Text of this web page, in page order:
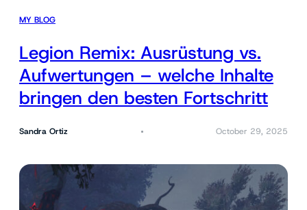
MY BLOG
Legion Remix: Ausrüstung vs.
Aufwertungen – welche Inhalte
bringen den besten Fortschritt
Sandra Ortiz October 29, 2025